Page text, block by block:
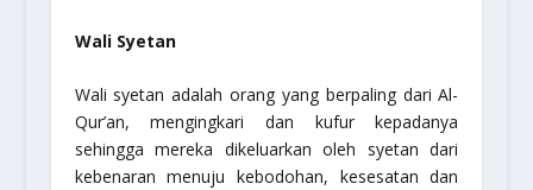
Wali Syetan
Wali syetan adalah orang yang berpaling dari Al-
Qur’an, mengingkari dan kufur kepadanya
sehingga mereka dikeluarkan oleh syetan dari
kebenaran menuju kebodohan, kesesatan dan